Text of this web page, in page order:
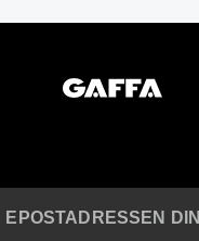
EPOSTADRESSEN DIN